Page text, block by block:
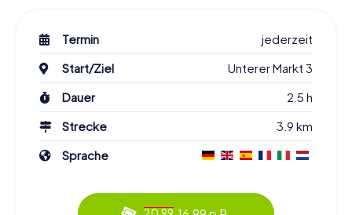
Termin
jederzeit
Start/Ziel
Unterer Markt 3
Dauer
2.5 h
Strecke
3.9 km
Sprache